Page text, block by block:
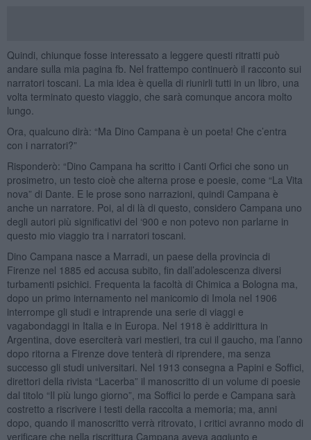
Quindi, chiunque fosse interessato a leggere questi ritratti può
andare sulla mia pagina fb. Nel frattempo continuerò il racconto sui
narratori toscani. La mia idea è quella di riunirli tutti in un libro, una
volta terminato questo viaggio, che sarà comunque ancora molto
lungo.
Ora, qualcuno dirà: “Ma Dino Campana è un poeta! Che c’entra
con i narratori?”
Risponderò: “Dino Campana ha scritto i Canti Orfici che sono un
prosimetro, un testo cioè che alterna prose e poesie, come “La Vita
nova” di Dante. E le prose sono narrazioni, quindi Campana è
anche un narratore. Poi, al di là di questo, considero Campana uno
degli autori più significativi del ‘900 e non potevo non parlarne in
questo mio viaggio tra i narratori toscani.
Dino Campana nasce a Marradi, un paese della provincia di
Firenze nel 1885 ed accusa subito, fin dall’adolescenza diversi
turbamenti psichici. Frequenta la facoltà di Chimica a Bologna ma,
dopo un primo internamento nel manicomio di Imola nel 1906
interrompe gli studi e intraprende una serie di viaggi e
vagabondaggi in Italia e in Europa. Nel 1918 è addirittura in
Argentina, dove eserciterà vari mestieri, tra cui il gaucho, ma l’anno
dopo ritorna a Firenze dove tenterà di riprendere, ma senza
successo gli studi universitari. Nel 1913 consegna a Papini e Soffici,
direttori della rivista “Lacerba” il manoscritto di un volume di poesie
dal titolo “Il più lungo giorno”, ma Soffici lo perde e Campana sarà
costretto a riscrivere i testi della raccolta a memoria; ma, anni
dopo, quando il manoscritto verrà ritrovato, i critici avranno modo di
verificare che nella riscrittura Campana aveva aggiunto e